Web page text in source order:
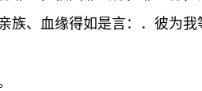
族、血缘得如是言：．彼为